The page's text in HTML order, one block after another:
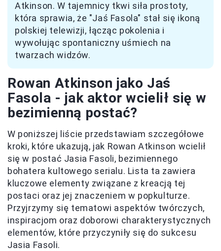
Atkinson. W tajemnicy tkwi siła prostoty,
która sprawia, że "Jaś Fasola" stał się ikoną
polskiej telewizji, łącząc pokolenia i
wywołując spontaniczny uśmiech na
twarzach widzów.
Rowan Atkinson jako Jaś
Fasola - jak aktor wcielił się w
bezimienną postać?
W poniższej liście przedstawiam szczegółowe
kroki, które ukazują, jak Rowan Atkinson wcielił
się w postać Jasia Fasoli, bezimiennego
bohatera kultowego serialu. Lista ta zawiera
kluczowe elementy związane z kreacją tej
postaci oraz jej znaczeniem w popkulturze.
Przyjrzymy się tematowi aspektów twórczych,
inspiracjom oraz doborowi charakterystycznych
elementów, które przyczyniły się do sukcesu
Jasia Fasoli.